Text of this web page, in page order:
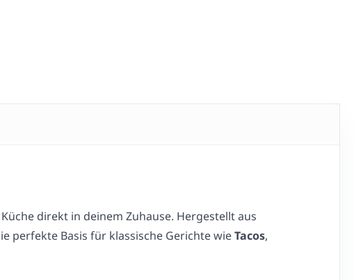
direkt in deinem Zuhause. Hergestellt aus
perfekte Basis für klassische Gerichte wieTacos,